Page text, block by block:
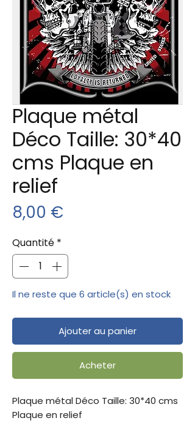
Plaque métal
Déco Taille: 30*40
cms Plaque en
relief
8,00 €
Quantité *
Il ne reste que 6 article(s) en stock
Ajouter au panier
Acheter
Plaque métal Déco Taille: 30*40 cms
Plaque en relief